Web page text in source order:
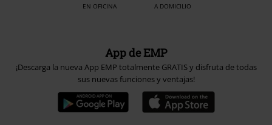
EN OFICINA
A DOMICILIO
App de EMP
¡Descarga la nueva App EMP totalmente GRATIS y disfruta de todas
sus nuevas funciones y ventajas!